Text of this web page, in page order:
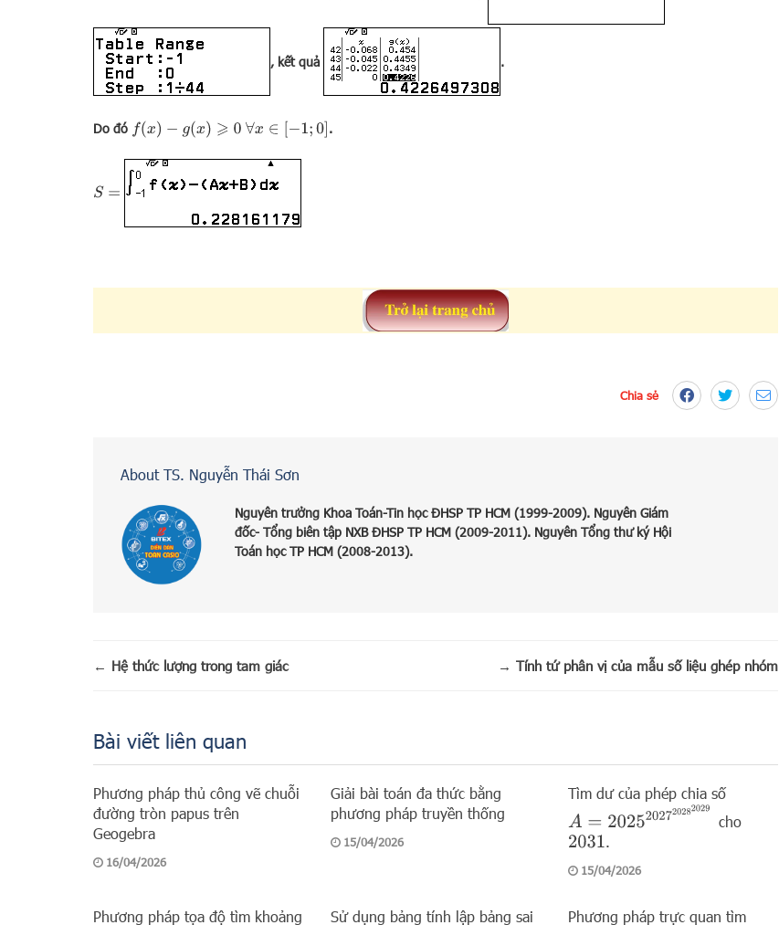
, kết quả .
Do đó f(x)−g (x ⩾0 ∀ x∈ [− 1;0 .
S=
Chia sẻ
About TS. Nguyễn Thái Sơn
Nguyên trưởng Khoa Toán-Tin học ĐHSP TP HCM (1999-2009). Nguyên Giám
đốc- Tổng biên tập NXB ĐHSP TP HCM (2009-2011). Nguyên Tổng thư ký Hội
Toán học TP HCM (2008-2013).
← Hệ thức lượng trong tam giác → Tính tứ phân vị của mẫu số liệu ghép nhóm
Bài viết liên quan
Phương pháp thủ công vẽ chuỗi
đường tròn papus trên
Geogebra
16/04/2026
Giải bài toán đa thức bằng
phương pháp truyền thống
15/04/2026
Tìm dư của phép chia số
A= 2025202720282029 cho
2031 .
15/04/2026
Phương pháp tọa độ tìm khoảng Sử dụng bảng tính lập bảng sai Phương pháp trực quan tìm